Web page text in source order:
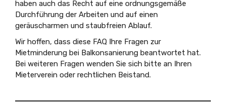
haben auch das Recht auf eine ordnungsgemäße
Durchführung der Arbeiten und auf einen
geräuscharmen und staubfreien Ablauf.
Wir hoffen, dass diese FAQ Ihre Fragen zur
Mietminderung bei Balkonsanierung beantwortet hat.
Bei weiteren Fragen wenden Sie sich bitte an Ihren
Mieterverein oder rechtlichen Beistand.